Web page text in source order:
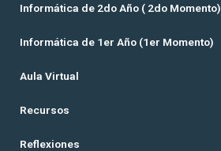
Informática de 2do Año ( 2do Momento)
Informática de 1er Año (1er Momento)
Aula Virtual
Recursos
Reflexiones